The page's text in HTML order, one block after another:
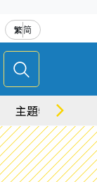
繁简
主題特集